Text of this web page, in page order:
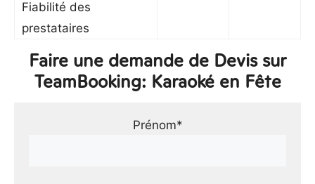
Fiabilité des
prestataires
Faire une demande de Devis sur
TeamBooking: Karaoké en Fête
Prénom*